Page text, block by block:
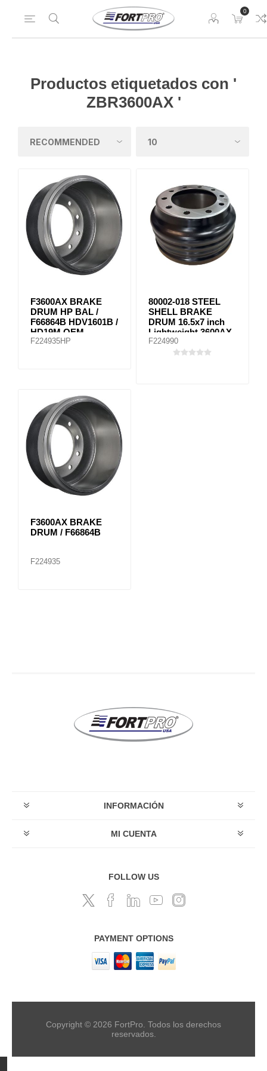
0
Productos etiquetados con '
ZBR3600AX '
F3600AX BRAKE
DRUM HP BAL /
F66864B HDV1601B /
HD19M OEM
F224935HP
80002-018 STEEL
SHELL BRAKE
DRUM 16.5x7 inch
Lightweight 3600AX
equivalent
F224990
F3600AX BRAKE
DRUM / F66864B
F224935
INFORMACIÓN
MI CUENTA
FOLLOW US
PAYMENT OPTIONS
Copyright © 2026 FortPro. Todos los derechos
reservados.